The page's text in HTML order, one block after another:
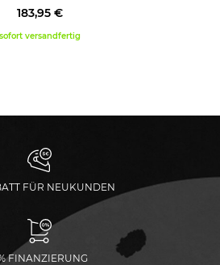
183,95 €
sofort versandfertig
FÜR NEUKUNDEN
FINANZIERUNG